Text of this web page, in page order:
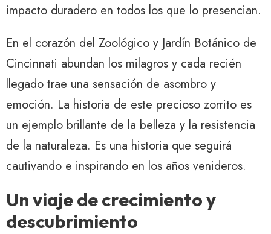
impacto duradero en todos los que lo presencian.
En el corazón del Zoológico y Jardín Botánico de
Cincinnati abundan los milagros y cada recién
llegado trae una sensación de asombro y
emoción. La historia de este precioso zorrito es
un ejemplo brillante de la belleza y la resistencia
de la naturaleza. Es una historia que seguirá
cautivando e inspirando en los años venideros.
Un viaje de crecimiento y
descubrimiento